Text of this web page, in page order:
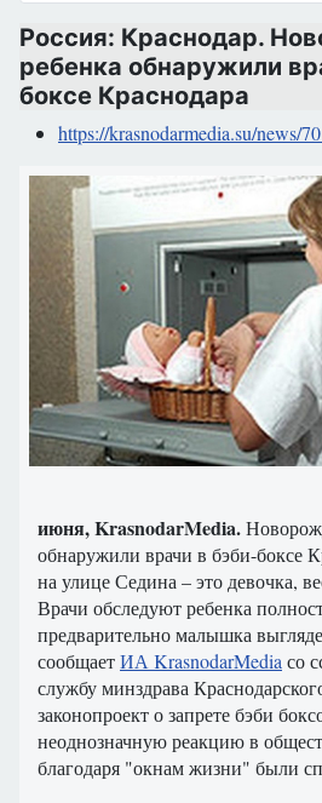
Россия: Краснодар.
ребенка обнаружили
боксе Краснодара
https://krasnodarmedia.su/news/
июня, KrasnodarMedia.
обнаружили врачи в бэби-боксе
на улице Седина – это девочка,
Врачи обследуют ребенка
предварительно малышка
сообщаетИА KrasnodarMedia со
службу минздрава
законопроект о запрете бэби
неоднозначную реакцию в
благодаря "окнам жизни" были